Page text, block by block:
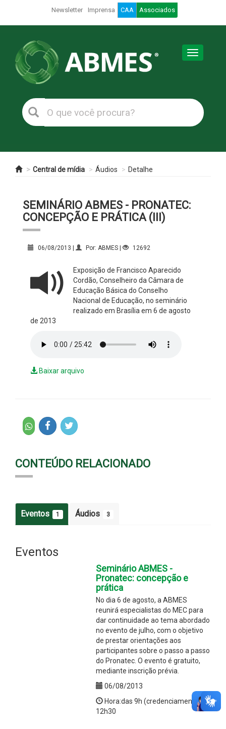
Newsletter Imprensa CAA Associados
Toggle
Central de mídia Áudios Detalhe
SEMINÁRIO ABMES - PRONATEC:
CONCEPÇÃO E PRÁTICA (III)
06/08/2013 | Por: ABMES | 12692
Exposição de Francisco Aparecido
Cordão, Conselheiro da Câmara de
Educação Básica do Conselho
Nacional de Educação, no seminário
realizado em Brasília em 6 de agosto
de 2013
Baixar arquivo
CONTEÚDO RELACIONADO
Eventos 1 Áudios 3
Eventos
Seminário ABMES -
Pronatec: concepção e
prática
No dia 6 de agosto, a ABMES
reunirá especialistas do MEC para
dar continuidade ao tema abordado
no evento de julho, com o objetivo
de prestar orientações aos
participantes sobre o passo a passo
do Pronatec. O evento é gratuito,
mediante inscrição prévia.
06/08/2013
Hora:das 9h (credenciamento) às
12h30